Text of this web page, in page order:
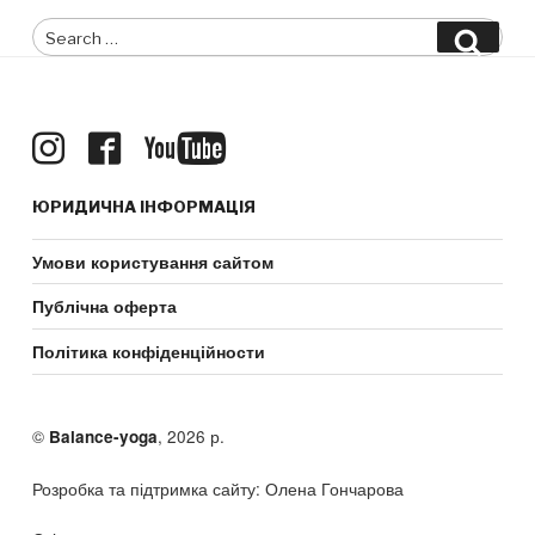
Search
for:
ЮРИДИЧНА ІНФОРМАЦІЯ
Умови користування сайтом
Публічна оферта
Політика конфіденційности
© Balance-yoga, 2026 р.
Розробка та підтримка сайту: Олена Гончарова